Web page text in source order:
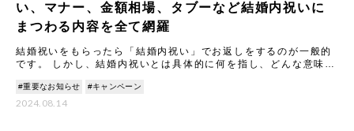
い、マナー、金額相場、タブーなど結婚内祝いに
まつわる内容を全て網羅
結婚祝いをもらったら「結婚内祝い」でお返しをするのが一般的
です。 しかし、結婚内祝いとは具体的に何を指し、どんな意味や
由
#重要なお知らせ #キャンペーン
2024.08.14